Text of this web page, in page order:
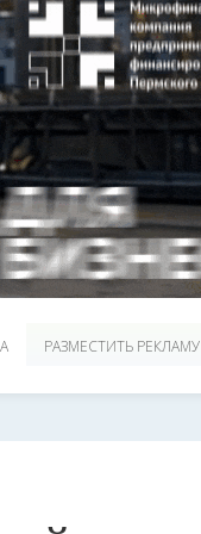
РАЗМЕСТИТЬ РЕКЛАМУ